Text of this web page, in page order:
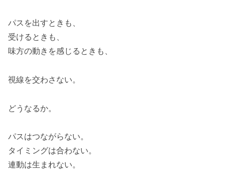
パスを出すときも、
受けるときも、
味方の動きを感じるときも、
視線を交わさない。
どうなるか。
パスはつながらない。
タイミングは合わない。
連動は生まれない。